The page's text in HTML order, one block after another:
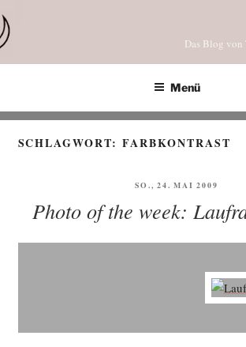
Inhalt
springen
Das Blog
Menü
SCHLAGWORT:FARBKONTRAST
VERÖFFENTLICHT
SO., 24. MAI 2009
Photo of the week: